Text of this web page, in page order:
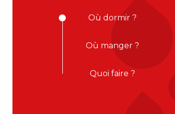
Où dormir ?
Où manger ?
Quoi faire ?